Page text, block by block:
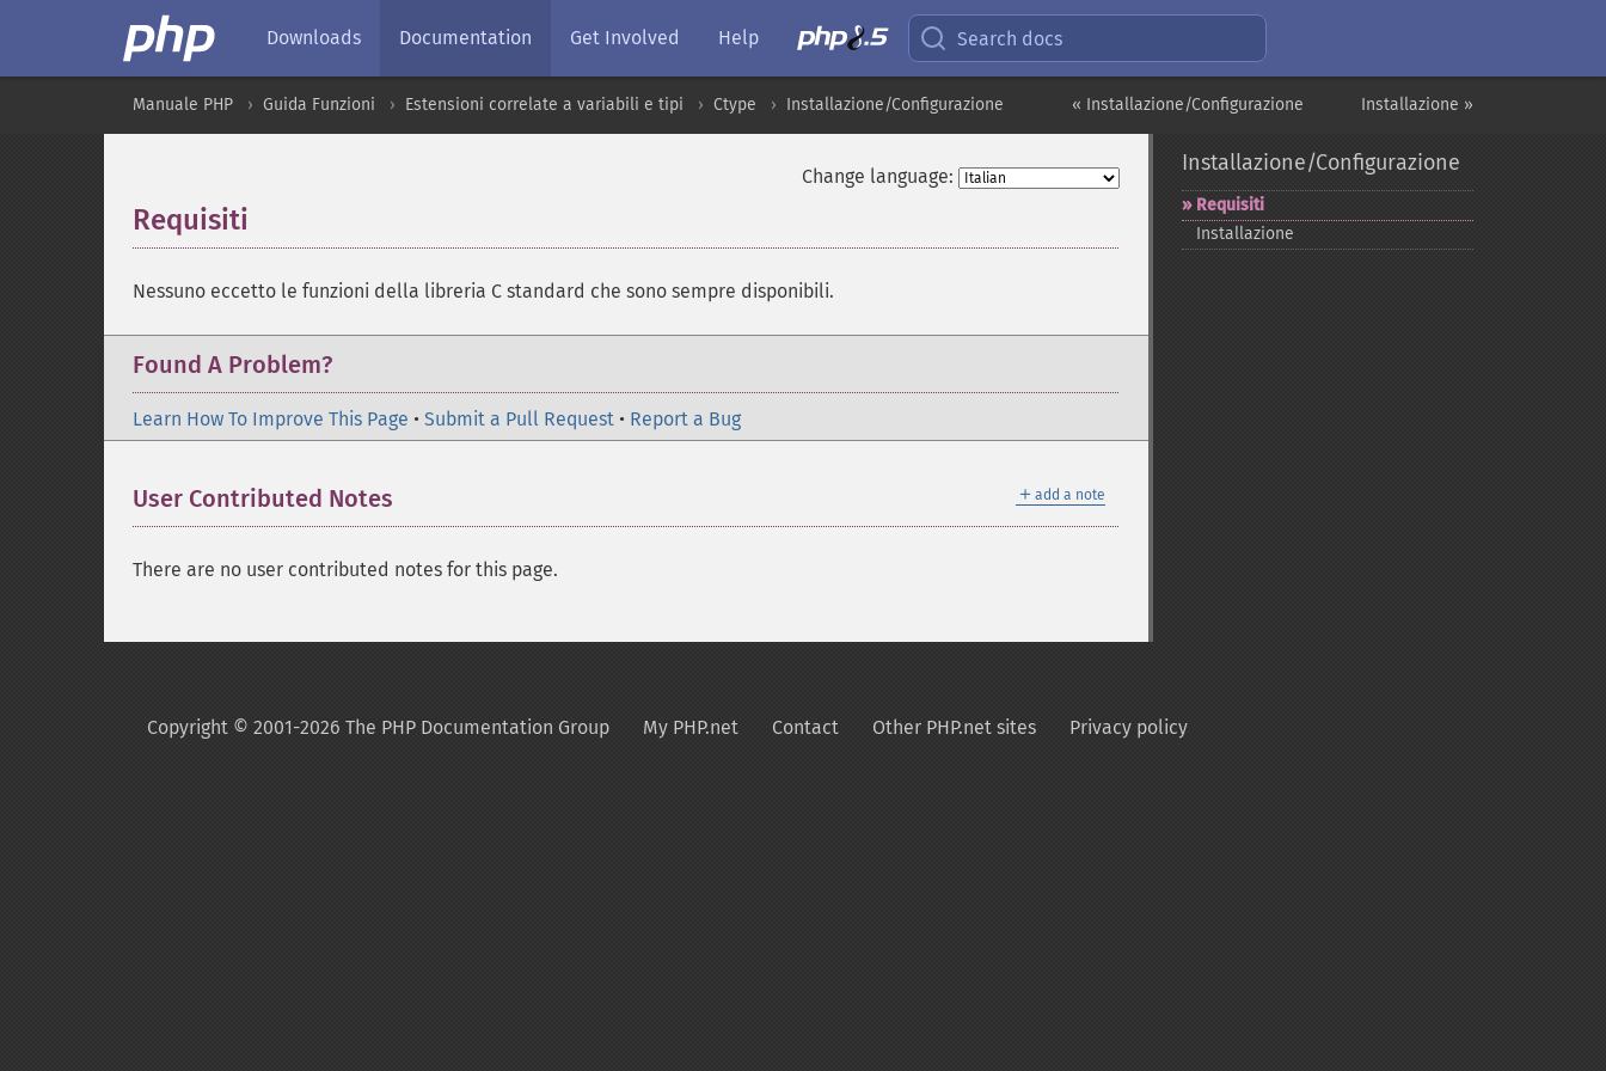
Downloads Documentation Get Involved Help Search docs
Installazione »
« Installazione/Configurazione
Manuale PHP Guida Funzioni Estensioni correlate a variabili e tipi Ctype Installazione/Configurazione
Change language:
Requisiti
Nessuno eccetto le funzioni della libreria C standard che sono sempre disponibili.
Found A Problem?
Learn How To Improve This Page • Submit a Pull Request • Report a Bug
＋ add a note
User Contributed Notes
There are no user contributed notes for this page.
Installazione/Configurazione
Requisiti
Installazione
Copyright © 2001-2026 The PHP Documentation Group My PHP.net Contact Other PHP.net sites Privacy policy